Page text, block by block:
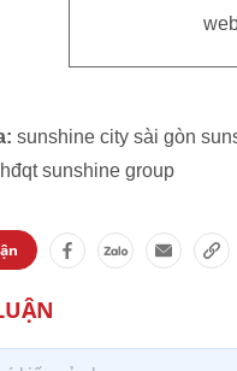
sunshine city sài gòn
sunshine group